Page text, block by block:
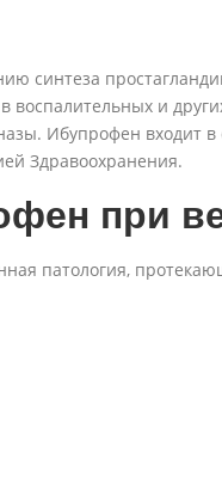
синтеза
и
Ибупрофен входит
Здравоохранения.
при
патология,